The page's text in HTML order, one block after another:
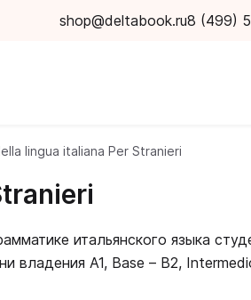
shop@deltabook.ru8 (499)
lingua italiana Per Stranieri
итальянского языка
владения A1, Base – B2,